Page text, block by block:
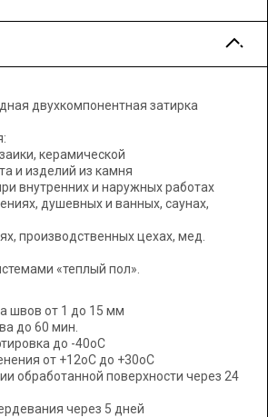
двухкомпонентная затирка
керамической
и изделий из камня
внутренних и наружных работах
душевных и ванных, саунах,
производственных цехах, мед.
«теплый пол».
швов от 1 до 15 мм
до 60 мин.
до -40оС
от +12оС до +30оС
обработанной поверхности через 24
через 5 дней